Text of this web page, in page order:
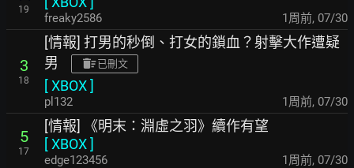
19
freaky2586 1周前, 07/30
3
18
[情報] 打男的秒倒、打女的鎖血？射擊大作遭疑
男
已刪文
[XBOX]
pl132 1周前, 07/30
5
17
[情報] 《明末：淵虛之羽》續作有望
[XBOX]
edge123456 1周前, 07/30